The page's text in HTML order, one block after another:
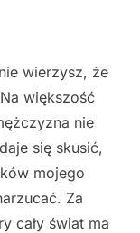
wierzysz, że
większość
nie
się skusić,
mojego
Za
cały świat ma